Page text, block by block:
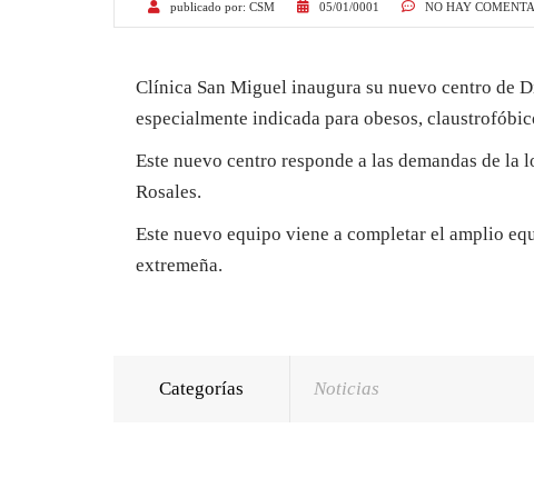
publicado por: CSM 05/01/0001 NO HAY
Clínica San Miguel inaugura su nuevo centro de
especialmente indicada para obesos,
Este nuevo centro responde a las demandas de
Rosales.
Este nuevo equipo viene a completar el amplio
extremeña.
Categorías Noticias